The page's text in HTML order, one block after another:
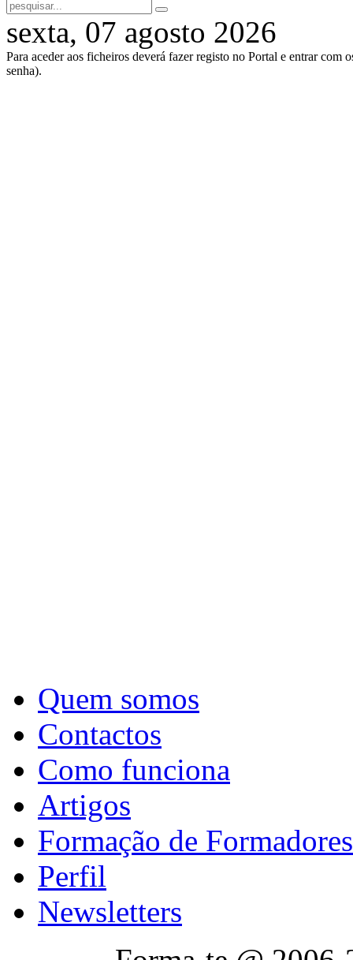
sexta, 07 agosto 2026
Para aceder aos ficheiros deverá fazer registo no Portal e entrar com
senha).
Quem somos
Contactos
Como funciona
Artigos
Formação de Formadores
Perfil
Newsletters